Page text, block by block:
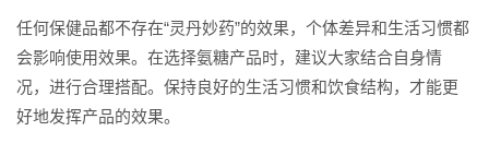
任何保健品都不存在“灵丹妙药”的效果，个体差异和生活习惯都
会影响使用效果。在选择氨糖产品时，建议大家结合自身情
况，进行合理搭配。保持良好的生活习惯和饮食结构，才能更
好地发挥产品的效果。